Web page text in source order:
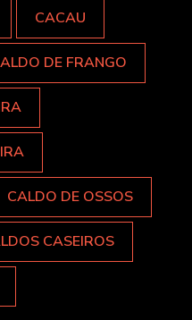
CACAU
DE FRANGO
CALDO DE OSSOS
CASEIROS